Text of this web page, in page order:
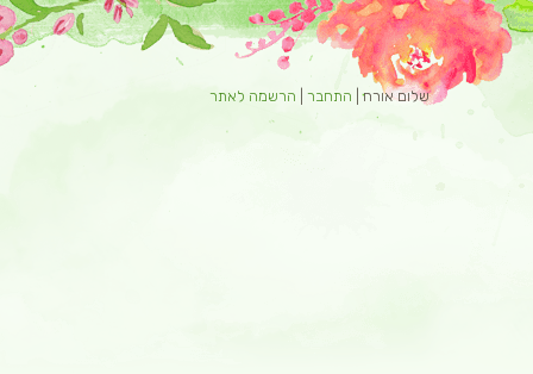
שלום אורח | התחבר הרשמה לאתר